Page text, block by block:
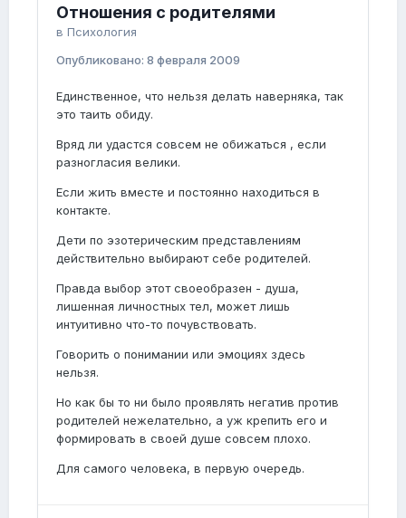
Отношения с родителями
в Психология
Опубликовано: 8 февраля 2009
Единственное, что нельзя делать наверняка, так
это таить обиду.
Вряд ли удастся совсем не обижаться , если
разногласия велики.
Если жить вместе и постоянно находиться в
контакте.
Дети по эзотерическим представлениям
действительно выбирают себе родителей.
Правда выбор этот своеобразен - душа,
лишенная личностных тел, может лишь
интуитивно что-то почувствовать.
Говорить о понимании или эмоциях здесь
нельзя.
Но как бы то ни было проявлять негатив против
родителей нежелательно, а уж крепить его и
формировать в своей душе совсем плохо.
Для самого человека, в первую очередь.